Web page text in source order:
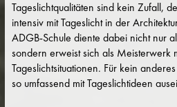
Tageslichtqualitäten sind kein Zufall,
intensiv mit Tageslicht in der
ADGB-Schule diente dabei nicht nur
sondern erweist sich als Meisterwerk
Tageslichtsituationen. Für kein
so umfassend mit Tageslichtideen